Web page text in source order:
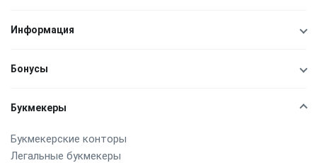
Информация
Бонусы
Букмекеры
Букмекерские конторы
Легальные букмекеры